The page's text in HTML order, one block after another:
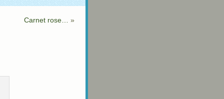
Carnet rose… »